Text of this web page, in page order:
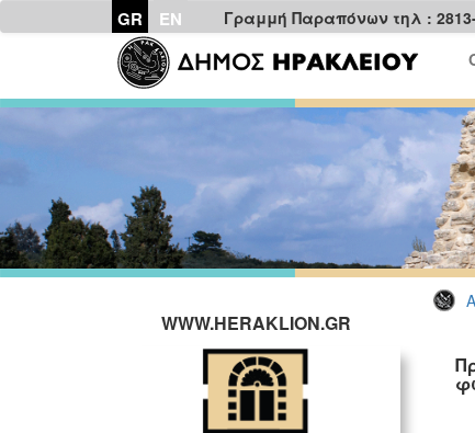
GR EN Γραμμή Παραπόνων τηλ :
WWW.HERAKLION.GR